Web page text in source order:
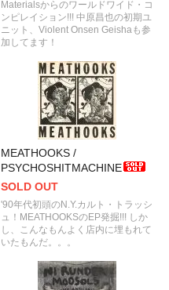
Materialsからのワールドワイド・コ
ンピレイション!!! 中原昌也の初期ユ
ニット、Violent Onsen Geishaも参
加してます！
MEATHOOKS /
PSYCHOSHITMACHINE
SOLD OUT
'90年代初頭のN.Y.カルト・トラッシ
ュ！MEATHOOKSのEP発掘!!! しか
し、こんなもんよく店内に埋もれて
いたもんだ。。。